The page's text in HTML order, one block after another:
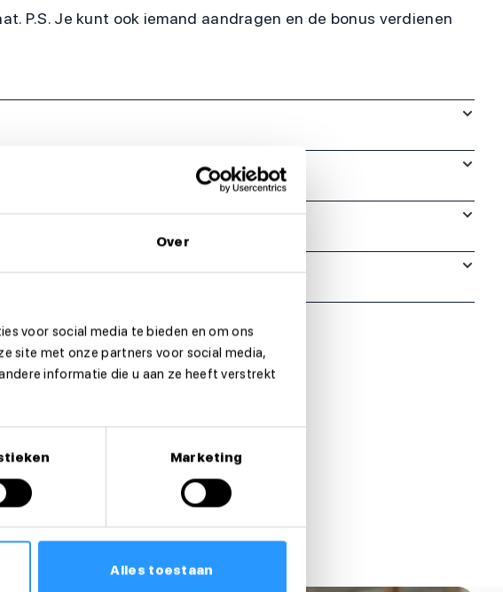
Over
voor social media te bieden en om ons
site met onze partners voor social media,
informatie die u aan ze heeft verstrekt
Marketing
Alles toestaan
P.S. Je kunt ook iemand aandragen en de bonus verdienen